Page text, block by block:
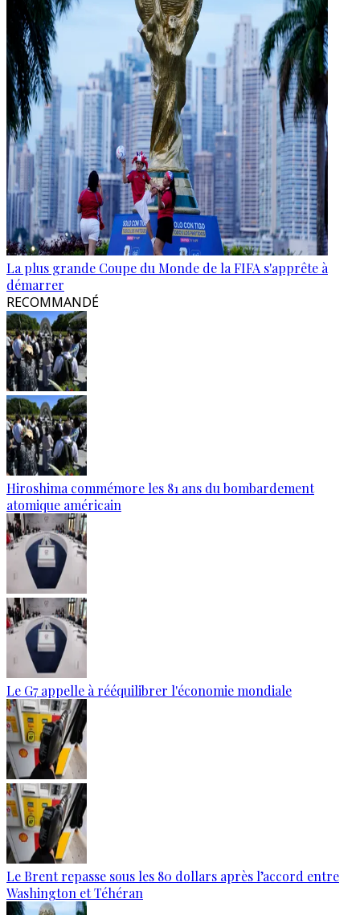
La plus grande Coupe du Monde de la FIFA s'apprête à
démarrer
RECOMMANDÉ
Hiroshima commémore les 81 ans du bombardement
atomique américain
Le G7 appelle à rééquilibrer l'économie mondiale
Le Brent repasse sous les 80 dollars après l’accord entre
Washington et Téhéran